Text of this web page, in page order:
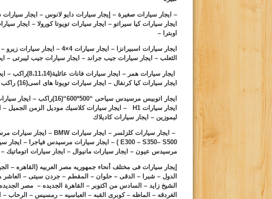
– ايجار سيارات صغيرة – إيجار سيارات دايو لانوس – ايجار
ايجار سيارات كيا سيراتو – ايجار سيارات تويوتا كورولا – ايجار
اوبترا –
ايجار سيارات اسبيرانزا – ايجار
الثعلب – ايجار سيارات جيب جراند – ايجار سيارات جيب ليبرتى –
ايجار سيارات همر – ايجار سيارات فانات عائلية( 8،11،14
)راكب –
ايجار سيارات كيا كرنفال – ايجار سيارات تويوتا هاى اسى(16) راكب –
ايجار اتوبيس مرسيدس سياحى “500
*
600
“(
16)راكب – ايجار
ايجار سياراتH1
– ايجار سيارات كلاسيك موديل الزمن الجميل
ليموزين – ايجار سيارات كاديلاك
– ايجار سيارات كلزلسر – ايجار سياراتBMW – ايجار سيارات
E300– S350– S500
) – ايجار سيارات مرسيدس فياجرا – ايجار
مرسيدس عيون – ايجار سيارات مانيوال – ايجار سيارات اتوماتيك –
إيجار سيارات فى مختلف أنحاء جمهوريه مصر العربيه (القاهره –
الدول – شبرا – الدقى – حلوان – المقطم – جردن سيتى –
الشيخ زايد – السادس من اكتوبر – القاهرة الجديده – مصر
الغردقه – الماظه – كوبرى القبه – العباسيه – رمسيس –